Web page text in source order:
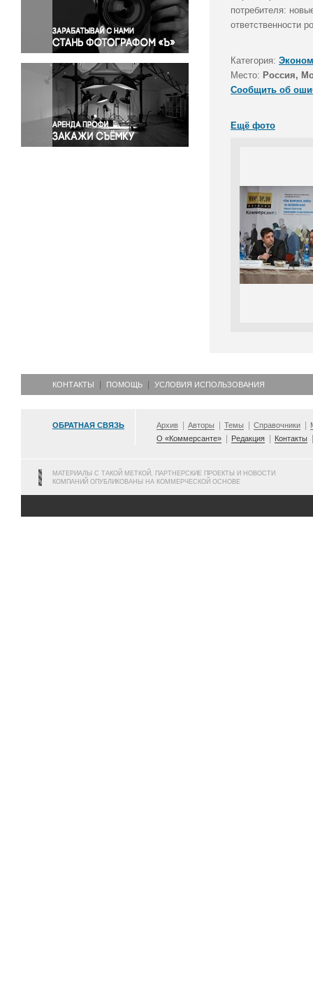
Правосудие
Происшествия и конфликты
Религия
Светская жизнь
Спорт
Экология
Экономика и бизнес
потребителя:
ответственности
Категория:
Место: Россия,
Сообщить об
Ещё фото
КОНТАКТЫ ПОМОЩЬ УСЛОВИЯ ИСПОЛЬЗОВАНИЯ
ОБРАТНАЯ СВЯЗЬ Архив Авторы Темы Справочники
О «Коммерсанте»
Редакция Контакты
МАТЕРИАЛЫ С ТАКОЙ МЕТКОЙ, ПАРТНЕРСКИЕ ПРОЕКТЫ И НОВОСТИ
КОМПАНИЙ ОПУБЛИКОВАНЫ НА КОММЕРЧЕСКОЙ ОСНОВЕ